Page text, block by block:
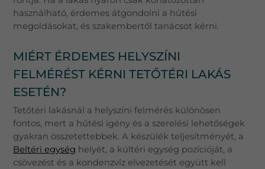
használható, érdemes átgondolni a hűtési
megoldásokat, és szakembertől tanácsot kérni.
MIÉRT ÉRDEMES HELYSZÍNI
FELMÉRÉST KÉRNI TETŐTÉRI LAKÁS
ESETÉN?
Tetőtéri lakásnál a helyszíni felmérés különösen
fontos, mert a hűtési igény és a szerelési lehetőségek
gyakran összetettebbek. A készülék teljesítményét, a
Beltéri egység helyét, a kültéri egység pozícióját, a
csövezést és a kondenzvíz elvezetését együtt kell